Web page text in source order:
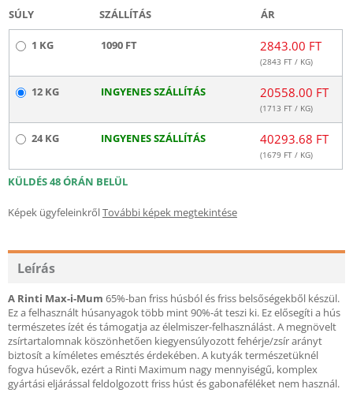
SÚLY SZÁLLÍTÁS ÁR
1 KG 1090 FT 2843.00 FT
(2843 FT / KG)
12 KG INGYENES SZÁLLÍTÁS 20558.00 FT
(1713 FT / KG)
24 KG INGYENES SZÁLLÍTÁS 40293.68 FT
(1679 FT / KG)
KÜLDÉS 48 ÓRÁN BELÜL
Képek ügyfeleinkrőlTovábbi képek megtekintése
Leírás
A Rinti Max-i-Mum 65%-ban friss húsból és friss belsőségekből készül.
Ez a felhasznált húsanyagok több mint 90%-át teszi ki. Ez elősegíti a hús
természetes ízét és támogatja az élelmiszer-felhasználást. A megnövelt
zsírtartalomnak köszönhetően kiegyensúlyozott fehérje/zsír arányt
biztosít a kíméletes emésztés érdekében. A kutyák természetüknél
fogva húsevők, ezért a Rinti Maximum nagy mennyiségű, komplex
gyártási eljárással feldolgozott friss húst és gabonaféléket nem használ.